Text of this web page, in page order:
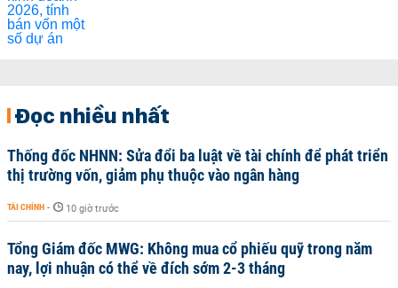
Đọc nhiều nhất
Thống đốc NHNN: Sửa đổi ba luật về tài chính để phát triển
thị trường vốn, giảm phụ thuộc vào ngân hàng
TÀI CHÍNH - 10 giờ trước
Tổng Giám đốc MWG: Không mua cổ phiếu quỹ trong năm
nay, lợi nhuận có thể về đích sớm 2-3 tháng